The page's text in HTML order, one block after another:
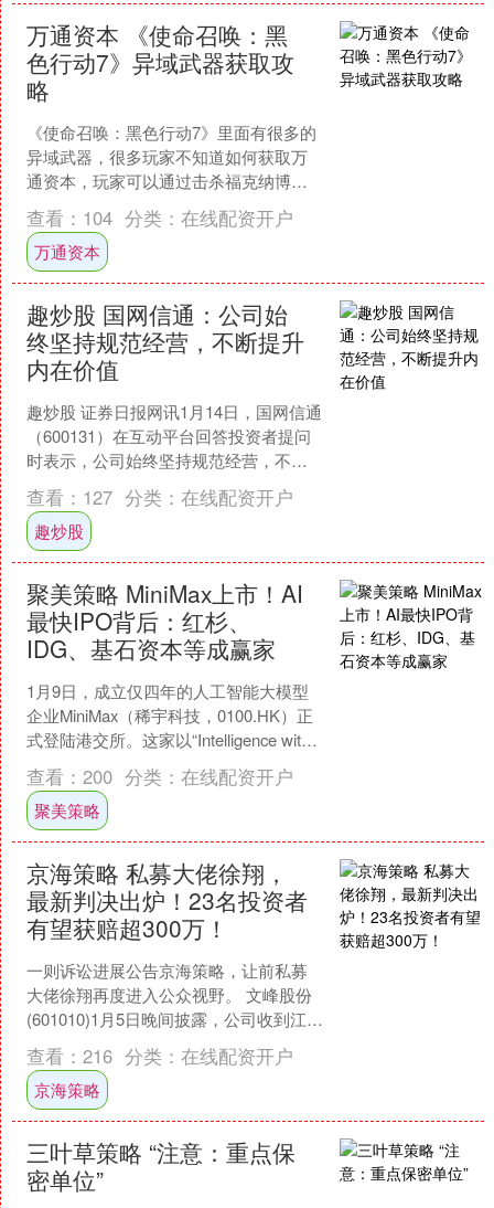
万通资本 《使命召唤：黑
色行动7》异域武器获取攻
略
《使命召唤：黑色行动7》里面有很多的
异域武器，很多玩家不知道如何获取万
通资本，玩家可以通过击杀福克纳博
士，4级区域惊喜货运的犀牛机器人概率
出，4级区域开箱概率出....
查看： 104 分类： 在线配资开户
万通资本
趣炒股 国网信通：公司始
终坚持规范经营，不断提升
内在价值
趣炒股 证券日报网讯1月14日，国网信通
（600131）在互动平台回答投资者提问
时表示，公司始终坚持规范经营，不断
提升内在价值，如涉及并购相关业务资
产，公司将依....
查看： 127 分类： 在线配资开户
趣炒股
聚美策略 MiniMax上市！AI
最快IPO背后：红杉、
IDG、基石资本等成赢家
1月9日，成立仅四年的人工智能大模型
企业MiniMax（稀宇科技，0100.HK）正
式登陆港交所。这家以“Intelligence with
Everyone”....
查看： 200 分类： 在线配资开户
聚美策略
京海策略 私募大佬徐翔，
最新判决出炉！23名投资者
有望获赔超300万！
一则诉讼进展公告京海策略，让前私募
大佬徐翔再度进入公众视野。 文峰股份
(601010)1月5日晚间披露，公司收到江苏
省南京市中级人民法院（下称“南京中
院”）送达....
查看： 216 分类： 在线配资开户
京海策略
三叶草策略 “注意：重点保
密单位”